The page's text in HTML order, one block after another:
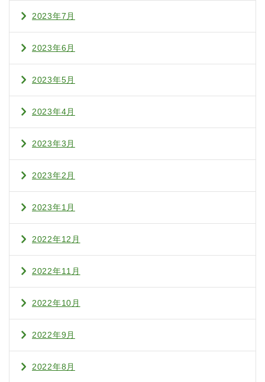
2023年7月
2023年6月
2023年5月
2023年4月
2023年3月
2023年2月
2023年1月
2022年12月
2022年11月
2022年10月
2022年9月
2022年8月